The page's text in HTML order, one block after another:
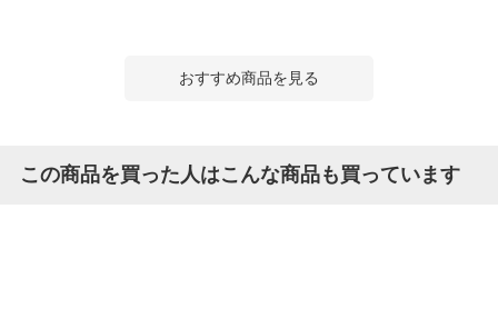
おすすめ商品を見る
この商品を買った人はこんな商品も買っています